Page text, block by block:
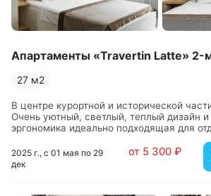
санатории, питьевые источники и
Отель подходит для семей с детьми
К услугам гостей бесплатная
Апартаменты «Travertin Latte» 2-
27 м2
В центре курортной и исторической
Очень уютный, светлый, теплый дизайн и
эргономика идеально подходящая для
тихий двор.
2025 г., с 01 мая по 29
дек
от 5 300 ₽